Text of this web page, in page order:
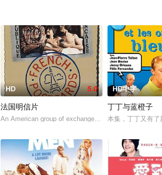
Lloyd 饰）总是有些稀奇古怪的发明。在一次试验
HD 5.0
法国明信片
An American group of exchange students come to
HD中字
丁丁与蓝橙子
本集，丁丁又有了